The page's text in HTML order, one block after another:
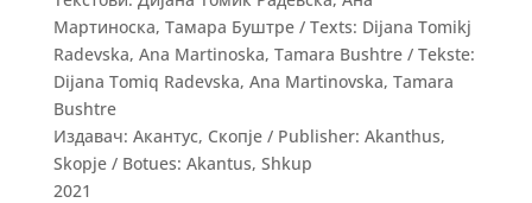
Мартиноска, Тамара Буштре / Texts: Dijana Tomikj
Radevska, Ana Martinoska, Tamara Bushtre / Tekste:
Dijana Tomiq Radevska, Ana Martinovska, Tamara
Bushtre
Издавач: Акантус, Скопје / Publisher: Akanthus,
Skopje / Botues: Akantus, Shkup
2021